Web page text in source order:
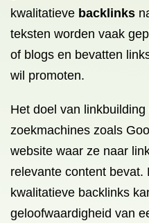
kwalitatieve backlinks
teksten worden vaak
of blogs en bevatten
wil promoten.
Het doel van
zoekmachines zoals
website waar ze naar
relevante content bevat.
kwalitatieve backlinks
geloofwaardigheid van